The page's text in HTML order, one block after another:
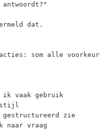
dat.
som alle
vaak gebruik
zie
naar vraag